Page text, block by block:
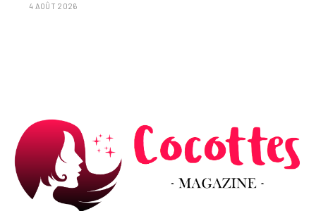
4 AOÛT 2026